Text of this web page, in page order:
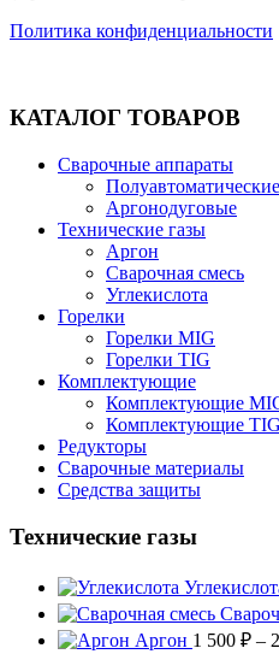
Политика конфиденциальности
КАТАЛОГ ТОВАРОВ
Сварочные аппараты
Полуавтоматические
Аргонодуговые
Технические газы
Аргон
Сварочная смесь
Углекислота
Горелки
Горелки MIG
Горелки TIG
Комплектующие
Комплектующие
Комплектующие TIG
Редукторы
Сварочные материалы
Средства защиты
Технические газы
Аргон 1 500 ₽ –